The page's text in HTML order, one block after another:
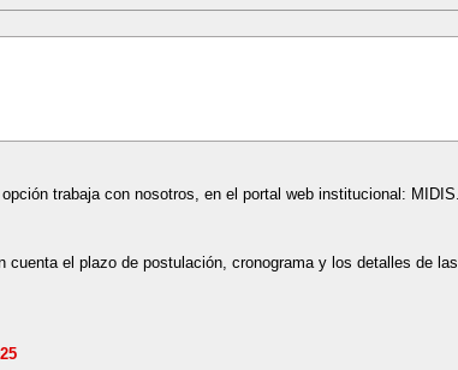
trabaja con nosotros, en el portal web institucional: MIDIS.
cuenta el plazo de postulación, cronograma y los detalles de las